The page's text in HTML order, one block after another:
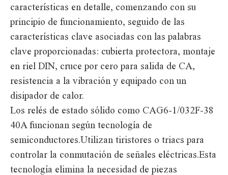
características en detalle, comenzando con su
principio de funcionamiento, seguido de las
características clave asociadas con las palabras
clave proporcionadas: cubierta protectora, montaje
en riel DIN, cruce por cero para salida de CA,
resistencia a la vibración y equipado con un
disipador de calor.
Los relés de estado sólido como CAG6-1/032F-38
40A funcionan según tecnología de
semiconductores.Utilizan tiristores o triacs para
controlar la conmutación de señales eléctricas.Esta
tecnología elimina la necesidad de piezas